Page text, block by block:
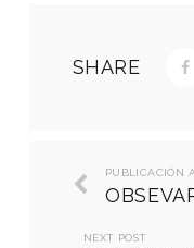
SHARE
PUBLICACIÓN
NEXT POST